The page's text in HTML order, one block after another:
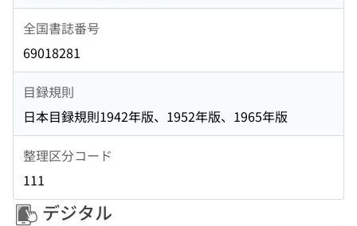
全国書誌番号
69018281
目録規則
日本目録規則1942年版、1952年版、1965年版
整理区分コード
111
デジタル